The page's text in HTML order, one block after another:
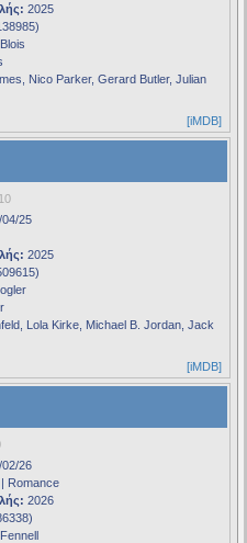
2025
Nico Parker, Gerard Butler, Julian
[iMDB]
04/25
2025
Lola Kirke, Michael B. Jordan, Jack
[iMDB]
02/26
Romance
2026